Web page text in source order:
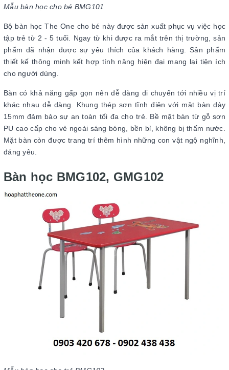
Mẫu bàn học cho bé BMG101
Bộ bàn học The One cho bé này được sản xuất phục vụ việc học
tập trẻ từ 2 - 5 tuổi. Ngay từ khi được ra mắt trên thị trường, sản
phẩm đã nhận được sự yêu thích của khách hàng. Sản phẩm
thiết kế thông minh kết hợp tính năng hiện đại mang lại tiện ích
cho người dùng.
Bàn có khả năng gấp gọn nên dễ dàng di chuyển tới nhiều vị trí
khác nhau dễ dàng. Khung thép sơn tĩnh điện với mặt bàn dày
15mm đảm bảo sự an toàn tối đa cho trẻ. Bề mặt bàn từ gỗ sơn
PU cao cấp cho vẻ ngoài sáng bóng, bền bỉ, không bị thấm nước.
Mặt bàn còn được trang trí thêm hình những con vật ngộ nghĩnh,
đáng yêu.
Bàn học BMG102, GMG102